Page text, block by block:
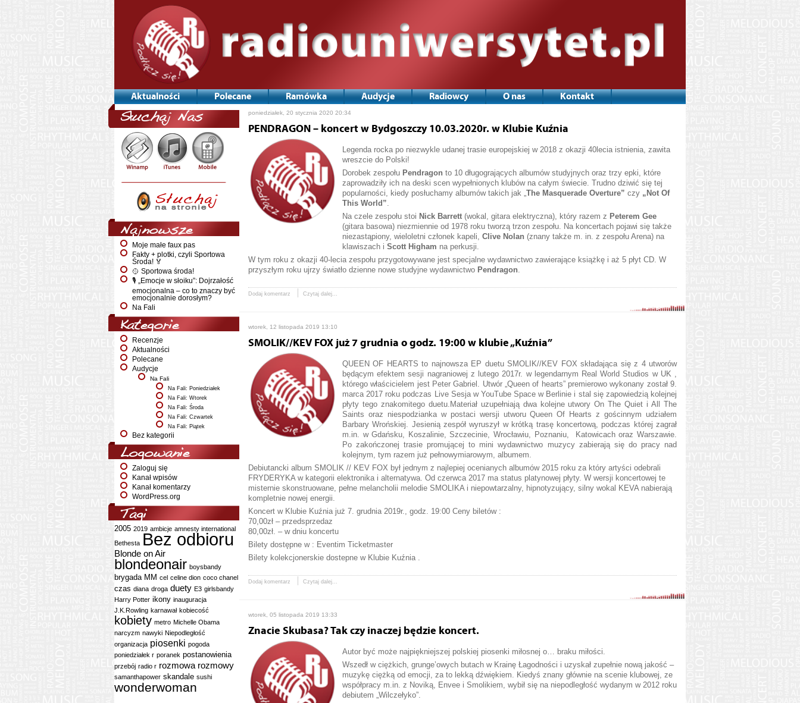
Aktualności Polecane Ramówka Audycje Radiowcy O nas Kontakt
Słuchaj Nas
Najnowsze
Moje małe faux pas
Fakty + plotki, czyli Sportowa
Środa! 🏅
🥎 Sportowa środa!
🎙️ „Emocje w słoiku”: Dojrzałość
emocjonalna – co to znaczy być
emocjonalnie dorosłym?
Na Fali
Kategorie
Recenzje
Aktualności
Polecane
Audycje
Na Fali
Na Fali: Poniedziałek
Na Fali: Wtorek
Na Fali: Środa
Na Fali: Czwartek
Na Fali: Piątek
Bez kategorii
Logowanie
Zaloguj się
Kanał wpisów
Kanał komentarzy
WordPress.org
Tagi
2005 2019 ambicje amnesty international
Bethesta Bez odbioru
Blonde on Air
blondeonair boysbandy
brygada MM cel celine dion coco chanel
czas diana droga duety E3 girlsbandy
Harry Potter ikony inauguracja
J.K.Rowling karnawał kobiecość
kobiety metro Michelle Obama
narcyzm nawyki Niepodległość
organizacja piosenki pogoda
poniedziałek r poranek postanowienia
przebój radio r rozmowa rozmowy
samanthapower skandale sushi
wonderwoman
poniedziałek, 20 stycznia 2020 20:34
PENDRAGON – koncert w Bydgoszczy 10.03.2020r. w Klubie Kuźnia
Legenda rocka po niezwykle udanej trasie europejskiej w 2018 z okazji 40lecia istnienia, zawita
wreszcie do Polski!
Dorobek zespołu Pendragon to 10 długogrających albumów studyjnych oraz trzy epki, które
zaprowadziły ich na deski scen wypełnionych klubów na całym świecie. Trudno dziwić się tej
popularności, kiedy posłuchamy albumów takich jak „The Masquerade Overture” czy „Not Of
This World”.
Na czele zespołu stoi Nick Barrett (wokal, gitara elektryczna), który razem z Peterem Gee
(gitara basowa) niezmiennie od 1978 roku tworzą trzon zespołu. Na koncertach pojawi się także
niezastąpiony, wieloletni członek kapeli, Clive Nolan (znany także m. in. z zespołu Arena) na
klawiszach i Scott Higham na perkusji.
W tym roku z okazji 40-lecia zespołu przygotowywane jest specjalne wydawnictwo zawierające książkę i aż 5 płyt CD. W
przyszłym roku ujrzy światło dzienne nowe studyjne wydawnictwo Pendragon.
Dodaj komentarz Czytaj dalej...
wtorek, 12 listopada 2019 13:10
SMOLIK//KEV FOX już 7 grudnia o godz. 19:00 w klubie „Kuźnia”
QUEEN OF HEARTS to najnowsza EP duetu SMOLIK//KEV FOX składająca się z 4 utworów
będącym efektem sesji nagraniowej z lutego 2017r. w legendarnym Real World Studios w UK ,
którego właścicielem jest Peter Gabriel. Utwór „Queen of hearts” premierowo wykonany został 9.
marca 2017 roku podczas Live Sesja w YouTube Space w Berlinie i stal się zapowiedzią kolejnej
płyty tego znakomitego duetu.Materiał uzupełniają dwa kolejne utwory On The Quiet i All The
Saints oraz niespodzianka w postaci wersji utworu Queen Of Hearts z gościnnym udziałem
Barbary Wrońskiej. Jesienią zespół wyruszył w krótką trasę koncertową, podczas której zagrał
m.in. w Gdańsku, Koszalinie, Szczecinie, Wrocławiu, Poznaniu, Katowicach oraz Warszawie.
Po zakończonej trasie promującej to mini wydawnictwo muzycy zabierają się do pracy nad
kolejnym, tym razem już pełnowymiarowym, albumem.
Debiutancki album SMOLIK // KEV FOX był jednym z najlepiej ocenianych albumów 2015 roku za który artyści odebrali
FRYDERYKA w kategorii elektronika i alternatywa. Od czerwca 2017 ma status platynowej płyty. W wersji koncertowej te
misternie skonstruowane, pełne melancholii melodie SMOLIKA i niepowtarzalny, hipnotyzujący, silny wokal KEVA nabierają
kompletnie nowej energii.
Koncert w Klubie Kuźnia już 7. grudnia 2019r., godz. 19:00 Ceny biletów :
70,00zł – przedsprzedaz
80,00zł. – w dniu koncertu
Bilety dostępne w : Eventim Ticketmaster
Bilety kolekcjonerskie dostepne w Klubie Kuźnia .
Dodaj komentarz Czytaj dalej...
wtorek, 05 listopada 2019 13:33
Znacie Skubasa? Tak czy inaczej będzie koncert.
Autor być może najpiękniejszej polskiej piosenki miłosnej o… braku miłości.
Wszedł w ciężkich, grunge’owych butach w Krainę Łagodności i uzyskał zupełnie nową jakość –
muzykę ciężką od emocji, za to lekką dźwiękiem. Kiedyś znany głównie na scenie klubowej, ze
współpracy m.in. z Noviką, Envee i Smolikiem, wybił się na niepodległość wydanym w 2012 roku
debiutem „Wilczełyko”.